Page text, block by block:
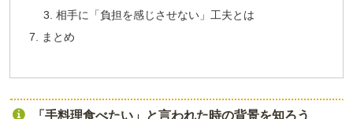
相手に「負担を感じさせない」工夫とは
まとめ
「手料理食べたい」と言われた時の背景を知ろう